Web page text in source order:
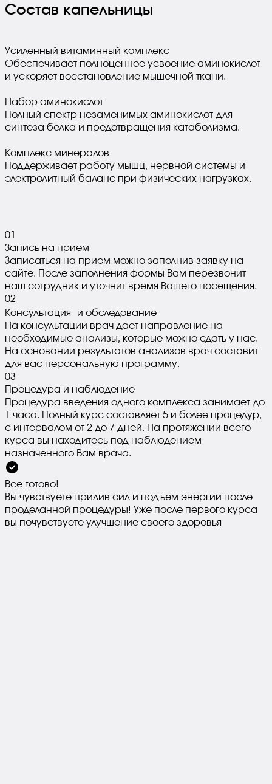
Состав капельницы
Усиленный витаминный комплекс
Обеспечивает полноценное усвоение аминокислот
и ускоряет восстановление мышечной ткани.
Набор аминокислот
Полный спектр незаменимых аминокислот для
синтеза белка и предотвращения катаболизма.
Комплекс минералов
Поддерживает работу мышц, нервной системы и
электролитный баланс при физических нагрузках.
0
Запись на прием
Записаться на прием можно заполнив заявку на
сайте. После заполнения формы Вам перезвонит
наш сотрудник и уточнит время Вашего посещения.
02
Консультация и обследование
На консультации врач дает направление на
необходимые анализы, которые можно сдать у нас.
На основании результатов анализов врач составит
для вас персональную программу.
03
Процедура и наблюдение
Процедура введения одного комплекса занимает до
1 часа. Полный курс составляет 5 и более процедур,
с интервалом от 2 до 7 дней. На протяжении всего
курса вы находитесь под наблюдением
назначенного Вам врача.
Все готово!
Вы чувствуете прилив сил и подъем энергии после
проделанной процедуры! Уже после первого курса
вы почувствуете улучшение своего здоровья